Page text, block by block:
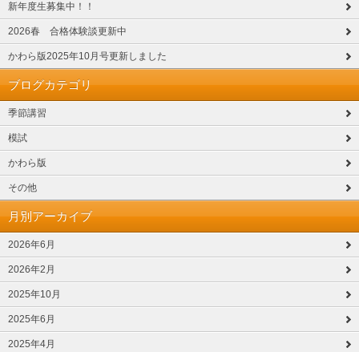
新年度生募集中！！
2026春 合格体験談更新中
かわら版2025年10月号更新しました
ブログカテゴリ
季節講習
模試
かわら版
その他
月別アーカイブ
2026年6月
2026年2月
2025年10月
2025年6月
2025年4月